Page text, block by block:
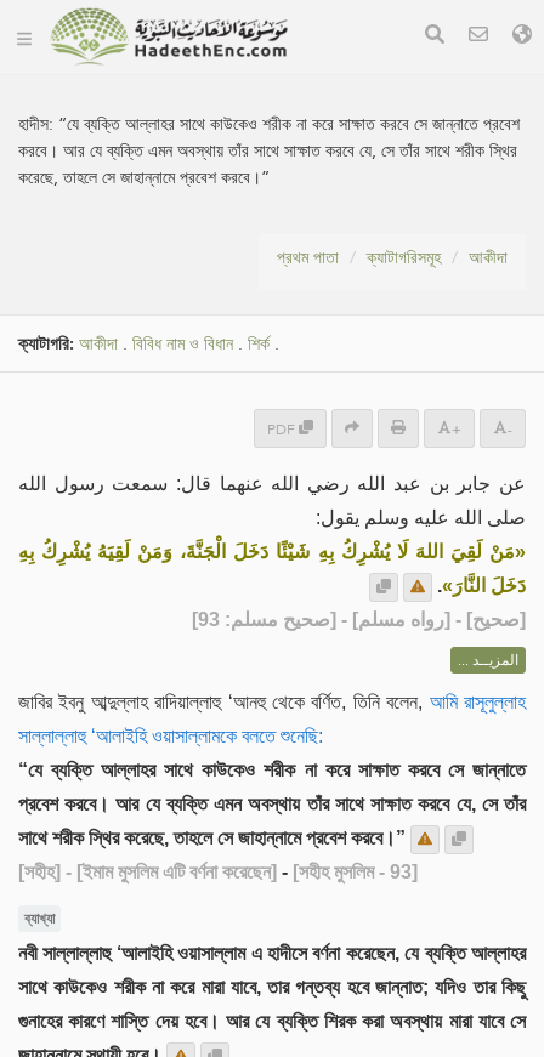
হাদীস: “যে ব্যক্তি আল্লাহর সাথে কাউকেও শরীক না করে সাক্ষাত করবে সে জান্নাতে প্রবেশ
করবে। আর যে ব্যক্তি এমন অবস্থায় তাঁর সাথে সাক্ষাত করবে যে, সে তাঁর সাথে শরীক স্থির
করেছে, তাহলে সে জাহান্নামে প্রবেশ করবে।”
প্রথম পাতা ক্যাটাগরিসমূহ আকীদা
ক্যাটাগরি: আকীদা . বিবিধ নাম ও বিধান. শির্ক.
PDF + -
عن جابر بن عبد الله رضي الله عنهما قال: سمعت رسول الله
صلى الله عليه وسلم يقول:
«مَنْ لَقِيَ اللهَ لَا يُشْرِكُ بِهِ شَيْئًا دَخَلَ الْجَنَّةَ، وَمَنْ لَقِيَهُ يُشْرِكُ بِهِ
دَخَلَ النَّارَ».
[صحيح] - [رواه مسلم] - [صحيح مسلم: 93]
المزيــد ...
জাবির ইবনু আব্দুল্লাহ রাদিয়াল্লাহু ‘আনহু থেকে বর্ণিত, তিনি বলেন, আমি রাসূলুল্লাহ
সাল্লাল্লাহু ‘আলাইহি ওয়াসাল্লামকে বলতে শুনেছি:
“যে ব্যক্তি আল্লাহর সাথে কাউকেও শরীক না করে সাক্ষাত করবে সে জান্নাতে
প্রবেশ করবে। আর যে ব্যক্তি এমন অবস্থায় তাঁর সাথে সাক্ষাত করবে যে, সে তাঁর
সাথে শরীক স্থির করেছে, তাহলে সে জাহান্নামে প্রবেশ করবে।”
[সহীহ] - [ইমাম মুসলিম এটি বর্ণনা করেছেন] - [সহীহ মুসলিম - 93]
ব্যাখ্যা
নবী সাল্লাল্লাহু ‘আলাইহি ওয়াসাল্লাম এ হাদীসে বর্ণনা করেছেন, যে ব্যক্তি আল্লাহর
সাথে কাউকেও শরীক না করে মারা যাবে, তার গন্তব্য হবে জান্নাত; যদিও তার কিছু
গুনাহের কারণে শাস্তি দেয় হবে। আর যে ব্যক্তি শিরক করা অবস্থায় মারা যাবে সে